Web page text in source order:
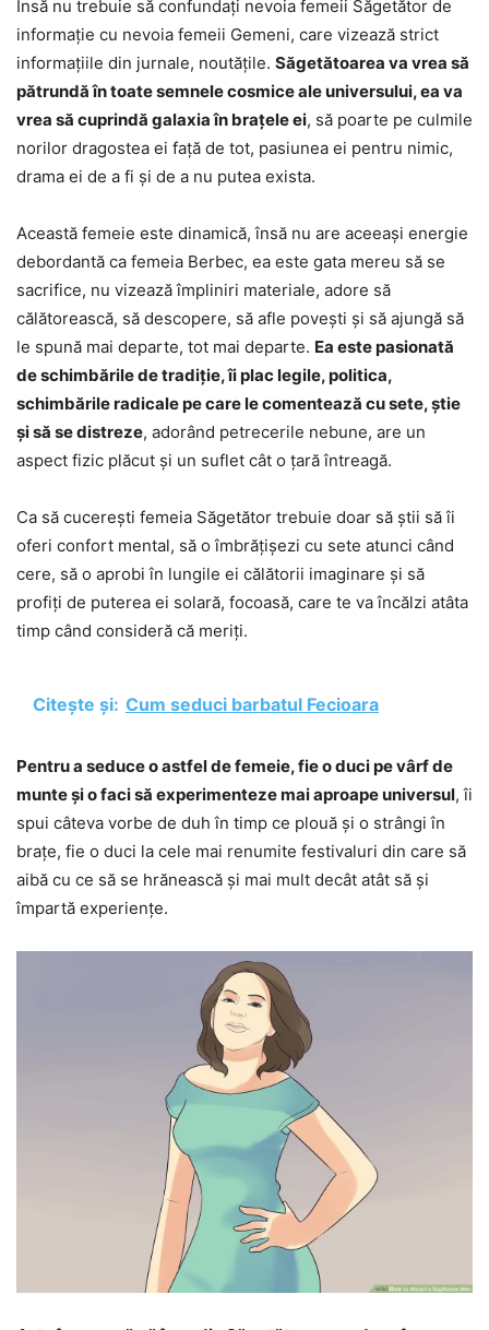
Însă nu trebuie să confundați nevoia femeii Săgetător de
informație cu nevoia femeii Gemeni, care vizează strict
informațiile din jurnale, noutățile. Săgetătoarea va vrea să
pătrundă în toate semnele cosmice ale universului, ea va
vrea să cuprindă galaxia în brațele ei, să poarte pe culmile
norilor dragostea ei față de tot, pasiunea ei pentru nimic,
drama ei de a fi și de a nu putea exista.
Această femeie este dinamică, însă nu are aceeași energie
debordantă ca femeia Berbec, ea este gata mereu să se
sacrifice, nu vizează împliniri materiale, adore să
călătorească, să descopere, să afle povești și să ajungă să
le spună mai departe, tot mai departe. Ea este pasionată
de schimbările de tradiție, îi plac legile, politica,
schimbările radicale pe care le comentează cu sete, știe
și să se distreze, adorând petrecerile nebune, are un
aspect fizic plăcut și un suflet cât o țară întreagă.
Ca să cucerești femeia Săgetător trebuie doar să știi să îi
oferi confort mental, să o îmbrățișezi cu sete atunci când
cere, să o aprobi în lungile ei călătorii imaginare și să
profiți de puterea ei solară, focoasă, care te va încălzi atâta
timp când consideră că meriți.
Citește și: Cum seduci barbatul Fecioara
Pentru a seduce o astfel de femeie, fie o duci pe vârf de
munte și o faci să experimenteze mai aproape universul, îi
spui câteva vorbe de duh în timp ce plouă și o strângi în
brațe, fie o duci la cele mai renumite festivaluri din care să
aibă cu ce să se hrănească și mai mult decât atât să și
împartă experiențe.